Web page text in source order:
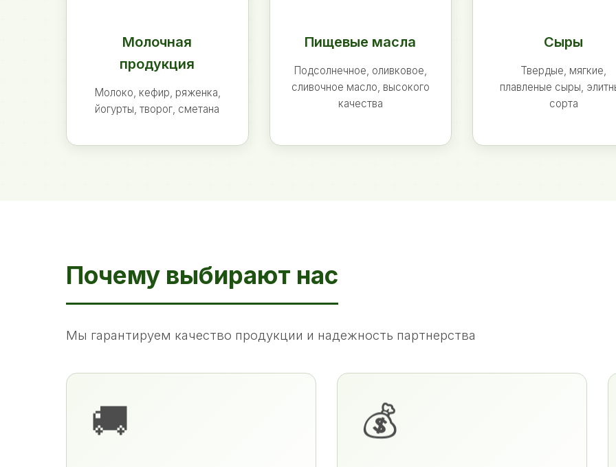
Молочная
продукция
Молоко, кефир, ряженка,
йогурты, творог, сметана
Пищевые масла
Подсолнечное, оливковое,
сливочное масло, высокого
качества
Сыры
Твердые, мягкие,
плавленые сыры,
сорта
Почему выбирают нас
Мы гарантируем качество продукции и надежность партнерства
🚚 💰